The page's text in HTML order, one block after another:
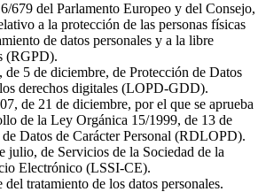
679 del Parlamento Europeo y del Consejo,
a la protección de las personas físicas
de datos personales y a la libre
(RGPD).
5 de diciembre, de Protección de Datos
derechos digitales (LOPD-GDD).
de 21 de diciembre, por el que se aprueba
de la Ley Orgánica 15/1999, de 13 de
Datos de Carácter Personal (RDLOPD).
julio, de Servicios de la Sociedad de la
Electrónico (LSSI-CE).
tratamiento de los datos personales.